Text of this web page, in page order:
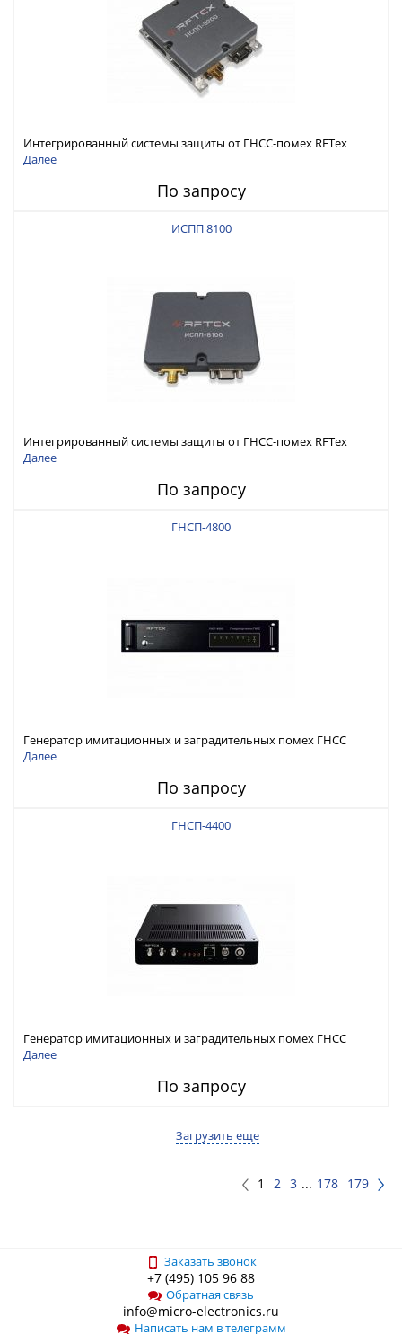
Интегрированный системы защиты от ГНСС-помех RFТех
ИСПП 8200
Далее
По запросу
ИСПП 8100
Интегрированный системы защиты от ГНСС-помех RFТех
ИСПП 8100
Далее
По запросу
ГНСП-4800
Генератор имитационных и заградительных помех ГНСС
RFТех ГНСП-4800
Далее
По запросу
ГНСП-4400
Генератор имитационных и заградительных помех ГНСС
RFТех ГНСП-4400
Далее
По запросу
Загрузить еще
1 2 3 ... 178 179
Заказать звонок
+7 (495) 105 96 88
Обратная связь
info@micro-electronics.ru
Написать нам в телеграмм